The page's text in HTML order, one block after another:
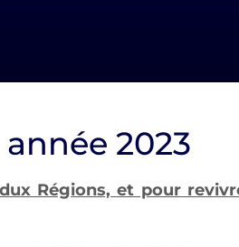
2023
Régions, et pour